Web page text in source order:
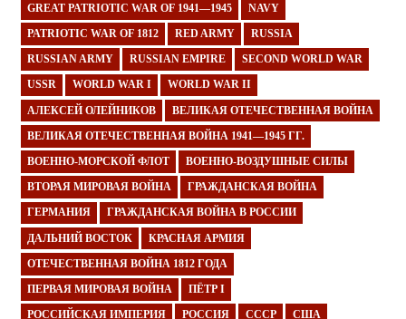
GREAT PATRIOTIC WAR OF 1941—1945 NAVY
PATRIOTIC WAR OF 1812 RED ARMY RUSSIA
RUSSIAN ARMY RUSSIAN EMPIRE SECOND WORLD WAR
USSR WORLD WAR I WORLD WAR II
АЛЕКСЕЙ ОЛЕЙНИКОВ ВЕЛИКАЯ ОТЕЧЕСТВЕННАЯ ВОЙНА
ВЕЛИКАЯ ОТЕЧЕСТВЕННАЯ ВОЙНА 1941—1945 ГГ.
ВОЕННО-МОРСКОЙ ФЛОТ ВОЕННО-ВОЗДУШНЫЕ СИЛЫ
ВТОРАЯ МИРОВАЯ ВОЙНА ГРАЖДАНСКАЯ ВОЙНА
ГЕРМАНИЯ ГРАЖДАНСКАЯ ВОЙНА В РОССИИ
ДАЛЬНИЙ ВОСТОК КРАСНАЯ АРМИЯ
ОТЕЧЕСТВЕННАЯ ВОЙНА 1812 ГОДА
ПЕРВАЯ МИРОВАЯ ВОЙНА ПЁТР I
РОССИЙСКАЯ ИМПЕРИЯ РОССИЯ СССР США